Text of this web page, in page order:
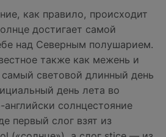
как правило, происходит
достигает самой
над Северным полушарием.
также как межень и
самый световой длинный день
день лета во
солнцестояние
первый слог взят из